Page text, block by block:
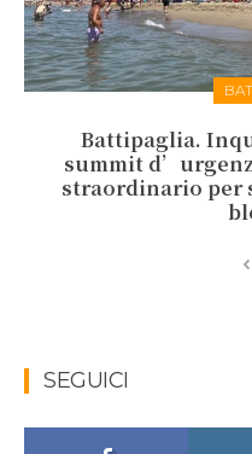
Battipaglia.
summit
straordinario per
SEGUICI